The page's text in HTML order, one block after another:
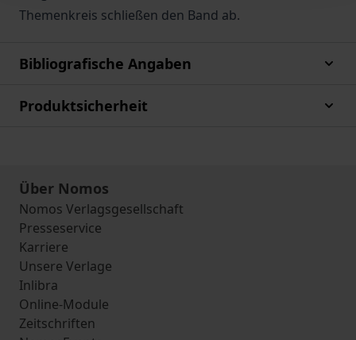
Themenkreis schließen den Band ab.
Bibliografische Angaben
Produktsicherheit
Über Nomos
Nomos Verlagsgesellschaft
Presseservice
Karriere
Unsere Verlage
Inlibra
Online-Module
Zeitschriften